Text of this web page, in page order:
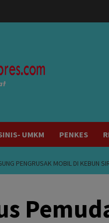
UMKM PENKES
PENGRUSAK MOBIL DI KEBUN